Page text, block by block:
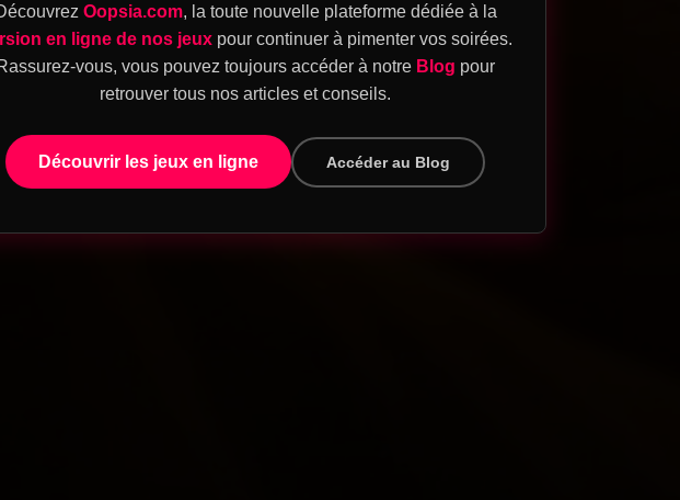
Oopsia.com, la toute nouvelle plateforme dédiée à la
en ligne de nos jeuxpour continuer à pimenter vos soirées.
vous, vous pouvez toujours accéder à notre Blog pour
retrouver tous nos articles et conseils.
Découvrir les jeux en ligne Accéder au Blog